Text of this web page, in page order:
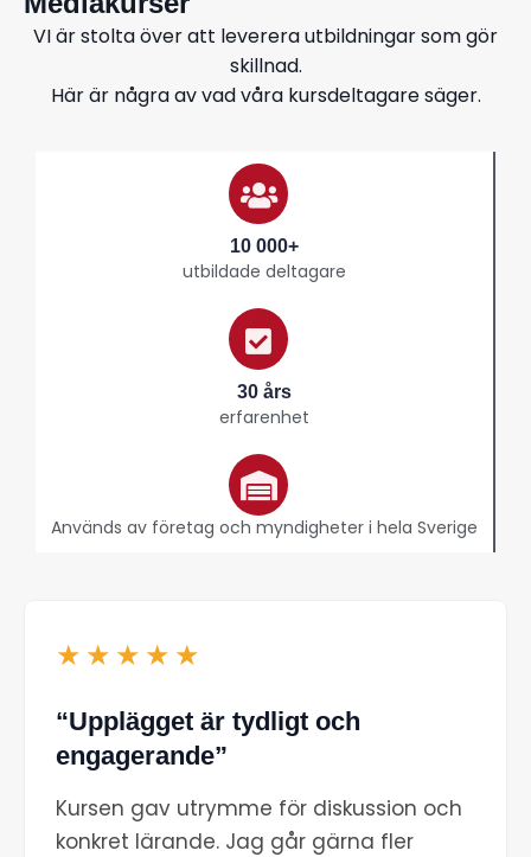
VI är stolta över att leverera utbildningar som gör
skillnad.
Här är några av vad våra kursdeltagare säger.
10 000+
utbildade deltagare
30 års
erfarenhet
Används av företag och myndigheter i hela Sverige
★★★★★
“Upplägget är tydligt och
engagerande”
Kursen gav utrymme för diskussion och
konkret lärande. Jag går gärna fler